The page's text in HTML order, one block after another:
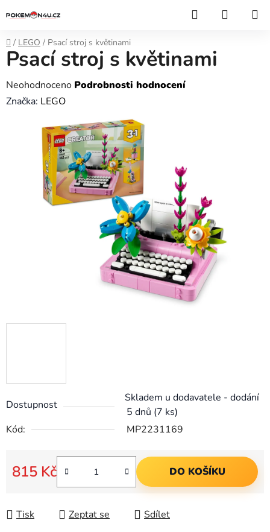
na
Hledat
Domů
/ LEGO / Psací stroj s květinami
Dostupnost
Skladem u dodavatele - dodání
5 dnů (7 ks)
Kód:
MP2231169
815 Kč
Měrná cena:
DO KOŠÍKU
Tisk Zeptat se Sdílet
Psací stroj s květinami
Průměrné
hodnocení
hvězdiček.
Neohodnoceno Podrobnosti hodnocení
Značka: LEGO